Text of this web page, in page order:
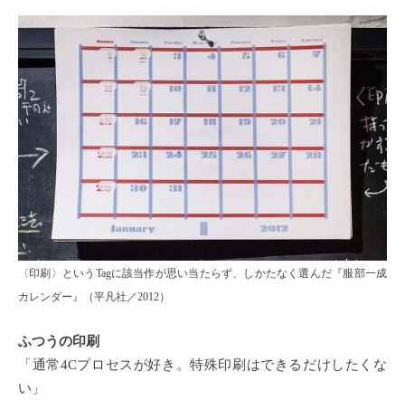
〈印刷〉というTagに該当作が思い当たらず、しかたなく選んだ『服部一成
カレンダー』（平凡社／2012）
ふつうの印刷
「通常4Cプロセスが好き。特殊印刷はできるだけしたくな
い」